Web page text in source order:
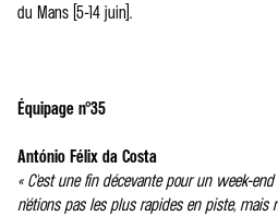
du Mans (5-14 juin).
Équipage n°35
António Félix da Costa
« C'est une fin décevante pour un week-
n'étions pas les plus rapides en piste, mais